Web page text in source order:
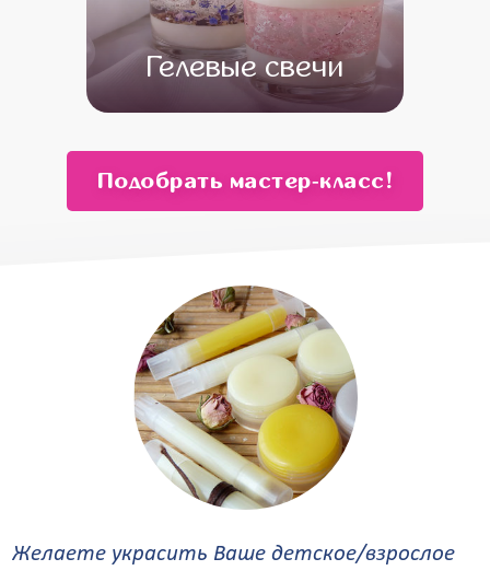
Гелевые свечи
Подобрать мастер‑класс!
Желаете украсить Ваше детское/взрослое